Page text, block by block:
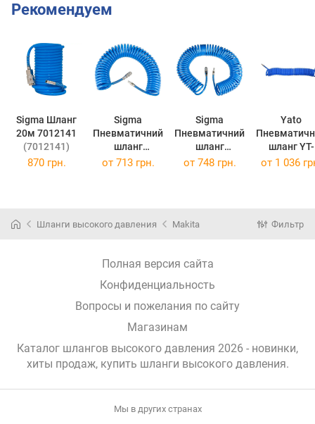
Рекомендуем
Sigma Шланг
(7012141)
Sigma
Пневматичний
шланг
спіральний
(7012221)
Sigma
Пневматичний
шланг
спіральний
(7012131)
Yato
шланг YT-
24208 10м,
870 грн. от 713 грн. от 748 грн. от 1 036
Шланги высокого давления Makita Фильтр
Полная версия сайта
Конфиденциальность
Вопросы и пожелания по сайту
Магазинам
Каталог шлангов высокого давления 2026 - новинки,
хиты продаж, купить шланги высокого давления.
Мы в других странах